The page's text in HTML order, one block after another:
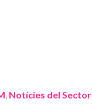
Notícies del Sector